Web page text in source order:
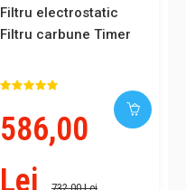
Filtru electrostatic
Filtru carbune Timer
586,00
Lei